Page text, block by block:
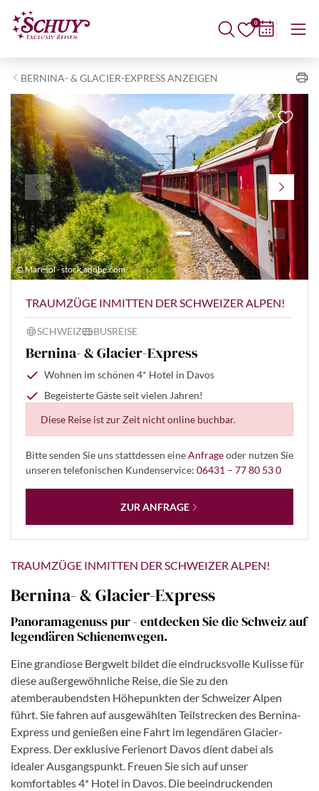
0
BERNINA- & GLACIER-EXPRESS ANZEIGEN
© Maresol - stock.adobe.com
TRAUMZÜGE INMITTEN DER SCHWEIZER ALPEN!
SCHWEIZ BUSREISE
Bernina- & Glacier-Express
Wohnen im schönen 4* Hotel in Davos
Begeisterte Gäste seit vielen Jahren!
Diese Reise ist zur Zeit nicht online buchbar.
Bitte senden Sie uns stattdessen eineAnfrageoder nutzen Sie
unseren telefonischen Kundenservice: 06431 – 77 80 53 0
ZUR ANFRAGE
TRAUMZÜGE INMITTEN DER SCHWEIZER ALPEN!
Bernina- & Glacier-Express
Panoramagenuss pur - entdecken Sie die Schweiz auf
legendären Schienenwegen.
Eine grandiose Bergwelt bildet die eindrucksvolle Kulisse für
diese außergewöhnliche Reise, die Sie zu den
atemberaubendsten Höhepunkten der Schweizer Alpen
führt. Sie fahren auf ausgewählten Teilstrecken des Bernina-
Express und genießen eine Fahrt im legendären Glacier-
Express. Der exklusive Ferienort Davos dient dabei als
idealer Ausgangspunkt. Freuen Sie sich auf unser
komfortables 4* Hotel in Davos. Die beeindruckenden